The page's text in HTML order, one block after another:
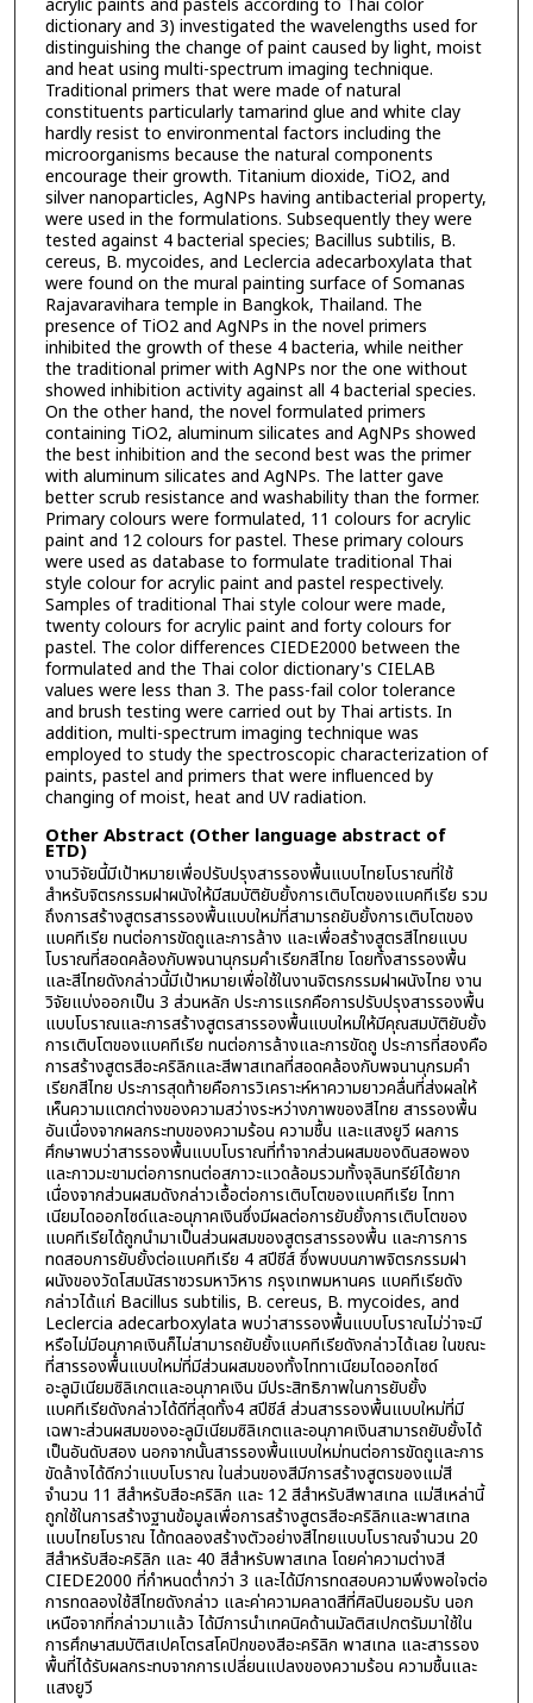
acrylic paints and pastels according to Thai color
dictionary and 3) investigated the wavelengths used for
distinguishing the change of paint caused by light, moist
and heat using multi-spectrum imaging technique.
Traditional primers that were made of natural
constituents particularly tamarind glue and white clay
hardly resist to environmental factors including the
microorganisms because the natural components
encourage their growth. Titanium dioxide, TiO2, and
silver nanoparticles, AgNPs having antibacterial property,
were used in the formulations. Subsequently they were
tested against 4 bacterial species; Bacillus subtilis, B.
cereus, B. mycoides, and Leclercia adecarboxylata that
were found on the mural painting surface of Somanas
Rajavaravihara temple in Bangkok, Thailand. The
presence of TiO2 and AgNPs in the novel primers
inhibited the growth of these 4 bacteria, while neither
the traditional primer with AgNPs nor the one without
showed inhibition activity against all 4 bacterial species.
On the other hand, the novel formulated primers
containing TiO2, aluminum silicates and AgNPs showed
the best inhibition and the second best was the primer
with aluminum silicates and AgNPs. The latter gave
better scrub resistance and washability than the former.
Primary colours were formulated, 11 colours for acrylic
paint and 12 colours for pastel. These primary colours
were used as database to formulate traditional Thai
style colour for acrylic paint and pastel respectively.
Samples of traditional Thai style colour were made,
twenty colours for acrylic paint and forty colours for
pastel. The color differences CIEDE2000 between the
formulated and the Thai color dictionary's CIELAB
values were less than 3. The pass-fail color tolerance
and brush testing were carried out by Thai artists. In
addition, multi-spectrum imaging technique was
employed to study the spectroscopic characterization of
paints, pastel and primers that were influenced by
changing of moist, heat and UV radiation.
Other Abstract (Other language abstract of
ETD)
งานวิจัยนี้มีเป้าหมายเพื่อปรับปรุงสารรองพื้นแบบไทยโบราณที่ใช้
สำหรับจิตรกรรมฝาผนังให้มีสมบัติยับยั้งการเติบโตของแบคทีเรีย รวม
ถึงการสร้างสูตรสารรองพื้นแบบใหม่ที่สามารถยับยั้งการเติบโตของ
แบคทีเรีย ทนต่อการขัดถูและการล้าง และเพื่อสร้างสูตรสีไทยแบบ
โบราณที่สอดคล้องกับพจนานุกรมคำเรียกสีไทย โดยทั้งสารรองพื้น
และสีไทยดังกล่าวนี้มีเป้าหมายเพื่อใช้ในงานจิตรกรรมฝาผนังไทย งาน
วิจัยแบ่งออกเป็น 3 ส่วนหลัก ประการแรกคือการปรับปรุงสารรองพื้น
แบบโบราณและการสร้างสูตรสารรองพื้นแบบใหม่ให้มีคุณสมบัติยับยั้ง
การเติบโตของแบคทีเรีย ทนต่อการล้างและการขัดถู ประการที่สองคือ
การสร้างสูตรสีอะคริลิกและสีพาสเทลที่สอดคล้องกับพจนานุกรมคำ
เรียกสีไทย ประการสุดท้ายคือการวิเคราะห์หาความยาวคลื่นที่ส่งผลให้
เห็นความแตกต่างของความสว่างระหว่างภาพของสีไทย สารรองพื้น
อันเนื่องจากผลกระทบของความร้อน ความชื้น และแสงยูวี ผลการ
ศึกษาพบว่าสารรองพื้นแบบโบราณที่ทำจากส่วนผสมของดินสอพอง
และกาวมะขามต่อการทนต่อสภาวะแวดล้อมรวมทั้งจุลินทรีย์ได้ยาก
เนื่องจากส่วนผสมดังกล่าวเอื้อต่อการเติบโตของแบคทีเรีย ไททา
เนียมไดออกไซด์และอนุภาคเงินซึ่งมีผลต่อการยับยั้งการเติบโตของ
แบคทีเรียได้ถูกนำมาเป็นส่วนผสมของสูตรสารรองพื้น และการการ
ทดสอบการยับยั้งต่อแบคทีเรีย 4 สปีชีส์ ซึ่งพบบนภาพจิตรกรรมฝา
ผนังของวัดโสมนัสราชวรมหาวิหาร กรุงเทพมหานคร แบคทีเรียดัง
กล่าวได้แก่ Bacillus subtilis, B. cereus, B. mycoides, and
Leclercia adecarboxylata พบว่าสารรองพื้นแบบโบราณไม่ว่าจะมี
หรือไม่มีอนุภาคเงินก็ไม่สามารถยับยั้งแบคทีเรียดังกล่าวได้เลย ในขณะ
ที่สารรองพื้นแบบใหม่ที่มีส่วนผสมของทั้งไททาเนียมไดออกไซด์
อะลูมิเนียมซิลิเกตและอนุภาคเงิน มีประสิทธิภาพในการยับยั้ง
แบคทีเรียดังกล่าวได้ดีที่สุดทั้ง4 สปีชีส์ ส่วนสารรองพื้นแบบใหม่ที่มี
เฉพาะส่วนผสมของอะลูมิเนียมซิลิเกตและอนุภาคเงินสามารถยับยั้งได้
เป็นอันดับสอง นอกจากนั้นสารรองพื้นแบบใหม่ทนต่อการขัดถูและการ
ขัดล้างได้ดีกว่าแบบโบราณ ในส่วนของสีมีการสร้างสูตรของแม่สี
จำนวน 11 สีสำหรับสีอะคริลิก และ 12 สีสำหรับสีพาสเทล แม่สีเหล่านี้
ถูกใช้ในการสร้างฐานข้อมูลเพื่อการสร้างสูตรสีอะคริลิกและพาสเทล
แบบไทยโบราณ ได้ทดลองสร้างตัวอย่างสีไทยแบบโบราณจำนวน 20
สีสำหรับสีอะคริลิก และ 40 สีสำหรับพาสเทล โดยค่าความต่างสี
CIEDE2000 ที่กำหนดต่ำกว่า 3 และได้มีการทดสอบความพึงพอใจต่อ
การทดลองใช้สีไทยดังกล่าว และค่าความคลาดสีที่ศิลปินยอมรับ นอก
เหนือจากที่กล่าวมาแล้ว ได้มีการนำเทคนิคด้านมัลติสเปกตรัมมาใช้ใน
การศึกษาสมบัติสเปคโตรสโคปิกของสีอะคริลิก พาสเทล และสารรอง
พื้นที่ได้รับผลกระทบจากการเปลี่ยนแปลงของความร้อน ความชื้นและ
แสงยูวี